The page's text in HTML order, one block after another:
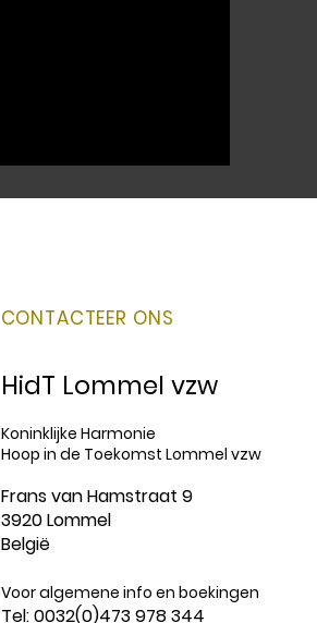
CONTACTEER ONS
HidT Lommel vzw
Koninklijke Harmonie
Hoop in de Toekomst Lommel vzw
Frans van Hamstraat 9
3920 Lommel
België
Voor algemene info en boekingen
Tel: 0032(0)473 978 344